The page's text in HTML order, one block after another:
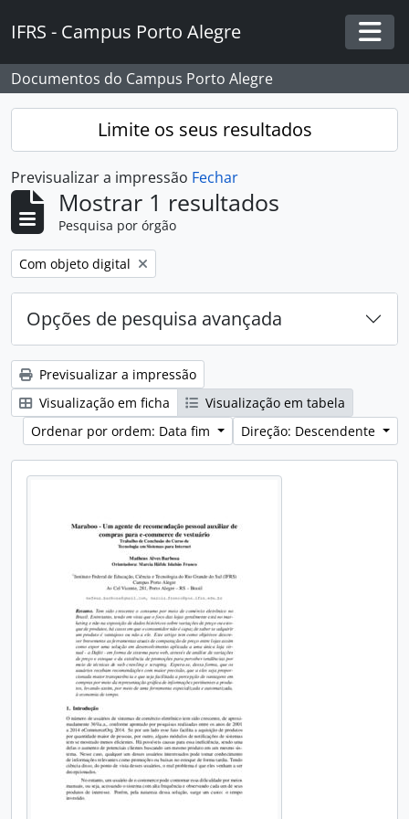
IFRS - Campus Porto Alegre
Documentos do Campus Porto Alegre
Limite os seus resultados
Previsualizar a impressão Fechar
Mostrar 1 resultados
Pesquisa por órgão
Remover filtro:
Com objeto digital
Opções de pesquisa avançada
Previsualizar a impressão
Visualização em ficha
Visualização em tabela
Ordenar por ordem: Data fim
Direção: Descendente